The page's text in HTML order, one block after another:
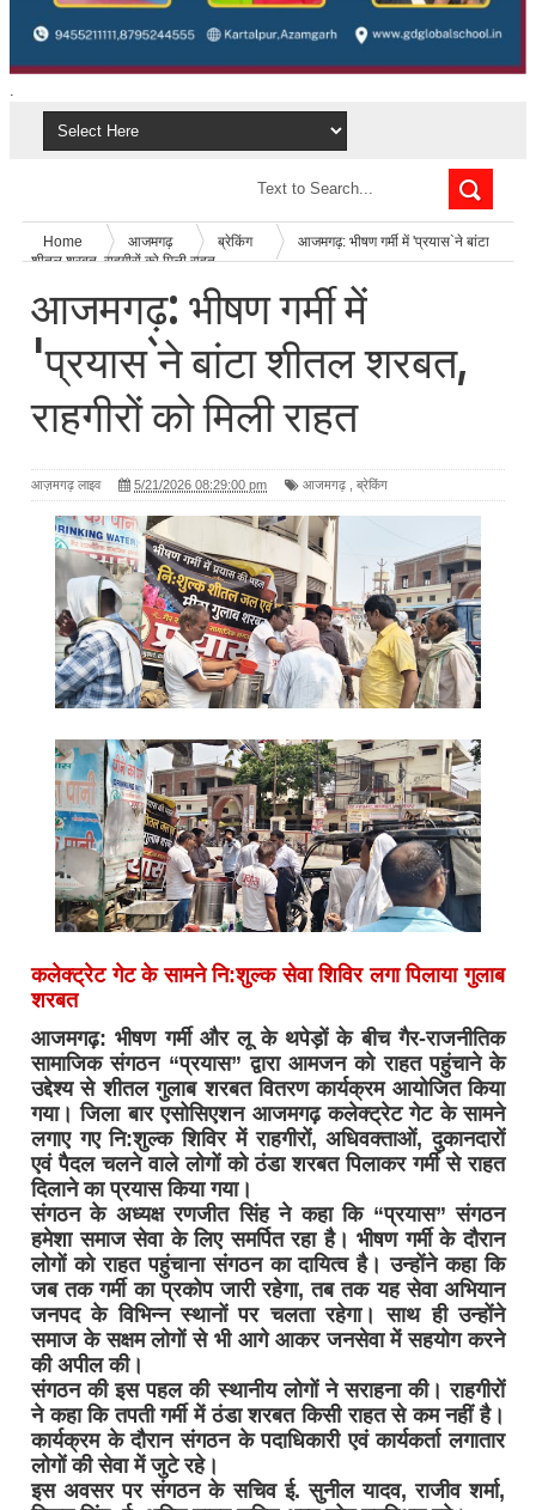
.
Home आजमगढ़ ब्रेकिंग
आजमगढ़: भीषण गर्मी में 'प्रयास`ने बांटा
शीतल शरबत, राहगीरों को मिली राहत
आजमगढ़: भीषण गर्मी में
'प्रयास`ने बांटा शीतल शरबत,
राहगीरों को मिली राहत
आज़मगढ़ लाइव 5/21/2026 08:29:00 pm आजमगढ़ ब्रेकिंग
कलेक्ट्रेट गेट के सामने नि:शुल्क सेवा शिविर लगा पिलाया गुलाब
शरबत
आजमगढ़: भीषण गर्मी और लू के थपेड़ों के बीच गैर-राजनीतिक
सामाजिक संगठन “प्रयास” द्वारा आमजन को राहत पहुंचाने के
उद्देश्य से शीतल गुलाब शरबत वितरण कार्यक्रम आयोजित किया
गया। जिला बार एसोसिएशन आजमगढ़ कलेक्ट्रेट गेट के सामने
लगाए गए नि:शुल्क शिविर में राहगीरों, अधिवक्ताओं, दुकानदारों
एवं पैदल चलने वाले लोगों को ठंडा शरबत पिलाकर गर्मी से राहत
दिलाने का प्रयास किया गया।
संगठन के अध्यक्ष रणजीत सिंह ने कहा कि “प्रयास” संगठन
हमेशा समाज सेवा के लिए समर्पित रहा है। भीषण गर्मी के दौरान
लोगों को राहत पहुंचाना संगठन का दायित्व है। उन्होंने कहा कि
जब तक गर्मी का प्रकोप जारी रहेगा, तब तक यह सेवा अभियान
जनपद के विभिन्न स्थानों पर चलता रहेगा। साथ ही उन्होंने
समाज के सक्षम लोगों से भी आगे आकर जनसेवा में सहयोग करने
की अपील की।
संगठन की इस पहल की स्थानीय लोगों ने सराहना की। राहगीरों
ने कहा कि तपती गर्मी में ठंडा शरबत किसी राहत से कम नहीं है।
कार्यक्रम के दौरान संगठन के पदाधिकारी एवं कार्यकर्ता लगातार
लोगों की सेवा में जुटे रहे।
इस अवसर पर संगठन के सचिव ई. सुनील यादव, राजीव शर्मा,